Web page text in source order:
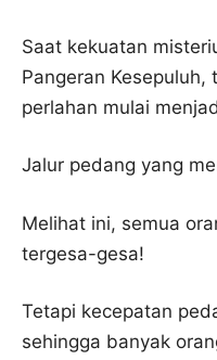
Saat kekuatan
Pangeran Kesepuluh,
perlahan mulai
Jalur pedang yang
Melihat ini, semua
tergesa-gesa!
Tetapi kecepatan
sehingga banyak